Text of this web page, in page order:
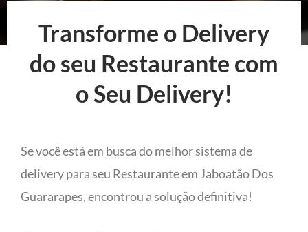
Transforme o Delivery
do seu Restaurante com
o Seu Delivery!
Se você está em busca do melhor sistema de
delivery para seu Restaurante em Jaboatão Dos
Guararapes, encontrou a solução definitiva!